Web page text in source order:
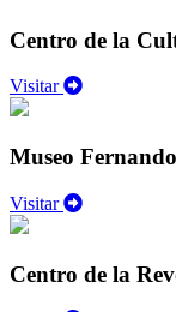
Centro de la
Visitar
Museo
Visitar
Centro de la